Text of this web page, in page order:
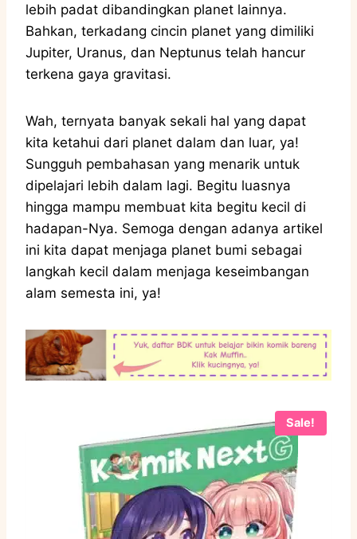
lebih padat dibandingkan planet lainnya.
Bahkan, terkadang cincin planet yang dimiliki
Jupiter, Uranus, dan Neptunus telah hancur
terkena gaya gravitasi.
Wah, ternyata banyak sekali hal yang dapat
kita ketahui dari planet dalam dan luar, ya!
Sungguh pembahasan yang menarik untuk
dipelajari lebih dalam lagi. Begitu luasnya
hingga mampu membuat kita begitu kecil di
hadapan-Nya. Semoga dengan adanya artikel
ini kita dapat menjaga planet bumi sebagai
langkah kecil dalam menjaga keseimbangan
alam semesta ini, ya!
Sale!